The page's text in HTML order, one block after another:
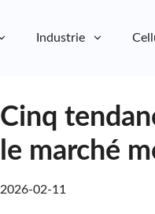
Industrie
Cinq
le marché
2026-02-11